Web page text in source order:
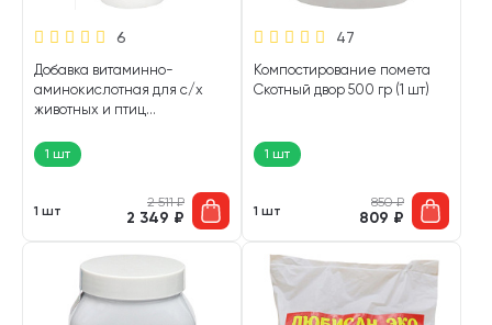
6
Добавка витаминно-
аминокислотная для с/х
животных и птиц
1 шт
1 шт
2 511₽
2 349 ₽
47
Компостирование помета
Скотный двор 500 гр (1 шт)
1 шт
1 шт
850₽
809 ₽